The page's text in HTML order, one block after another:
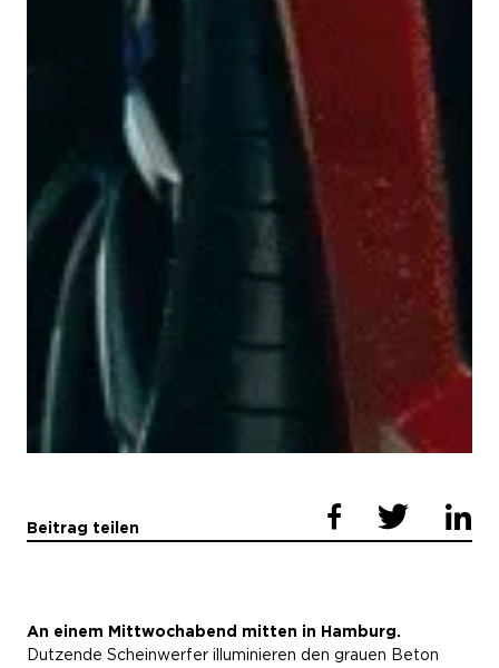
Beitrag teilen
An einem Mittwochabend mitten in Hamburg.
Dutzende Scheinwerfer illuminieren den grauen Beton